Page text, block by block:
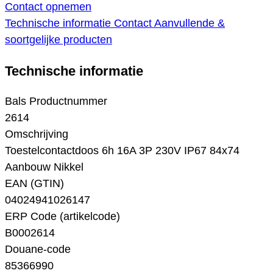
Contact opnemen
Technische informatie Contact Aanvullende &
soortgelijke producten
Technische informatie
Bals Productnummer
2614
Omschrijving
Toestelcontactdoos 6h 16A 3P 230V IP67 84x74
Aanbouw Nikkel
EAN (GTIN)
04024941026147
ERP Code (artikelcode)
B0002614
Douane-code
85366990